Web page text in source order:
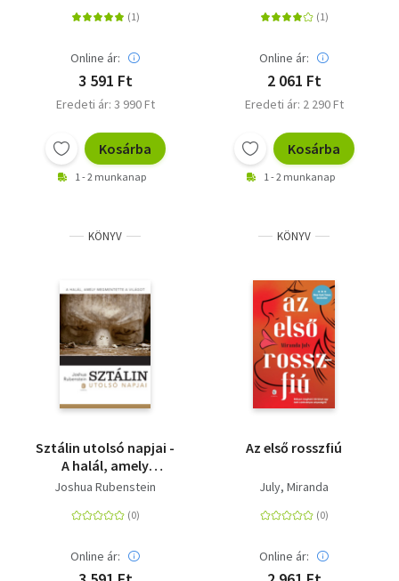
Online ár:
3 591 Ft
Eredeti ár: 3 990 Ft
Kosárba
1 - 2 munkanap
Online ár:
2 061 Ft
Eredeti ár: 2 290 Ft
Kosárba
1 - 2 munkanap
KÖNYV
Sztálin utolsó napjai -
A halál, amely
megmentette a
Joshua Rubenstein
Online ár:
KÖNYV
Az első rosszfiú
July, Miranda
Online ár: